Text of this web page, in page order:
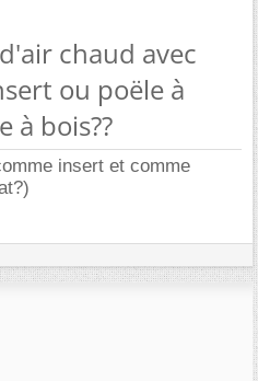
chaud avec
ou poële à
à bois??
insert et comme